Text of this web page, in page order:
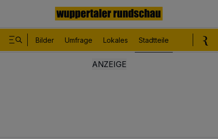
Bilder Umfrage Lokales Stadtteile